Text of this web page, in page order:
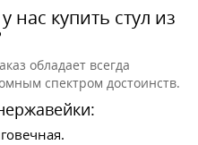
нас купить стул из
обладает всегда
спектром достоинств.